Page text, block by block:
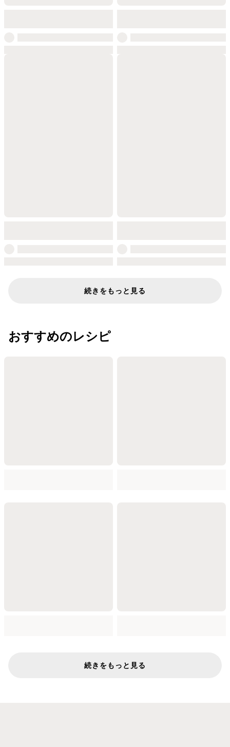
続きをもっと見る
おすすめのレシピ
続きをもっと見る